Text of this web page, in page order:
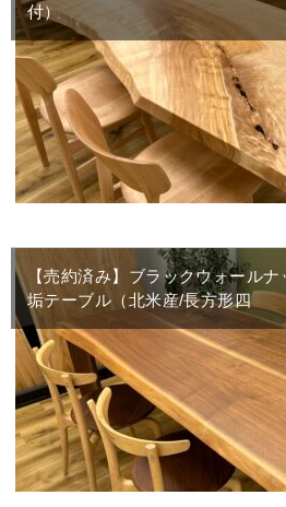
付）
【売約済み】ブラックウォール
垢テーブル（北米産/長方形四